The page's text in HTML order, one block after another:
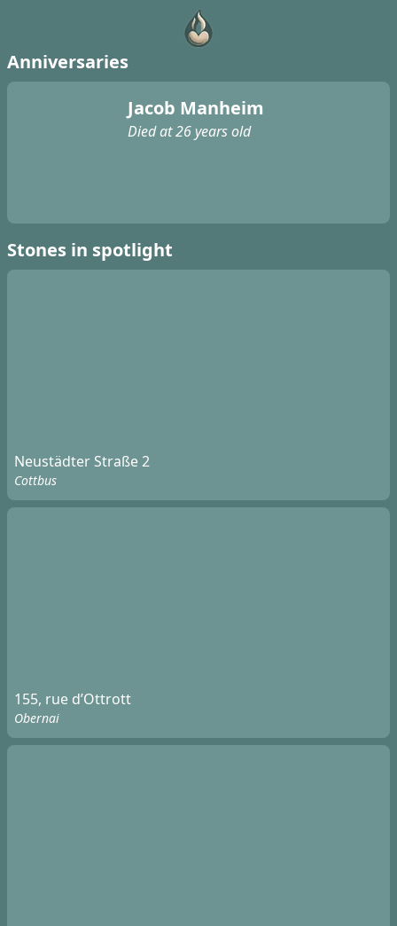
Anniversaries
Jacob Manheim
Died at 26 years old
Stones in spotlight
Neustädter Straße 2
Cottbus
155, rue d’Ottrott
Obernai